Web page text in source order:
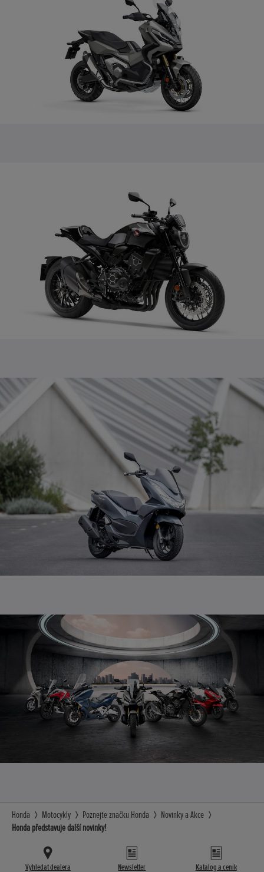
Honda Motocykly Poznejte značku Honda
Novinky a Akce
Honda představuje další novinky!
Vyhledat dealera Newsletter Katalog a ceník